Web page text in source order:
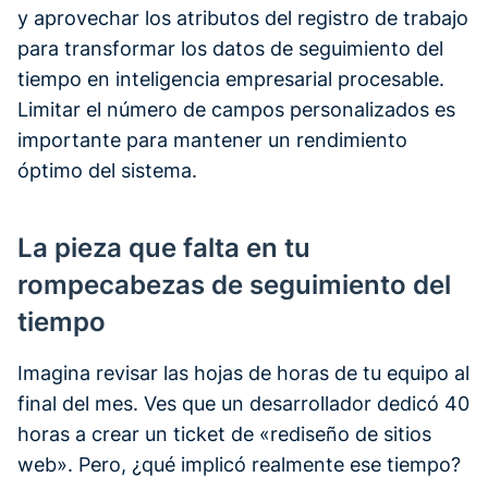
y aprovechar los atributos del registro de trabajo
para transformar los datos de seguimiento del
tiempo en inteligencia empresarial procesable.
Limitar el número de campos personalizados es
importante para mantener un rendimiento
óptimo del sistema.
La pieza que falta en tu
rompecabezas de seguimiento del
tiempo
Imagina revisar las hojas de horas de tu equipo al
final del mes. Ves que un desarrollador dedicó 40
horas a crear un ticket de «rediseño de sitios
web». Pero, ¿qué implicó realmente ese tiempo?